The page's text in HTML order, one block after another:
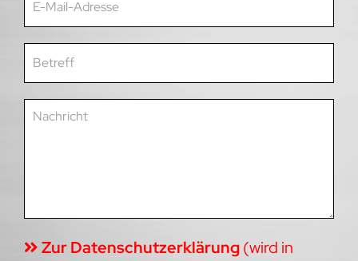
Zur Datenschutzerklärung(wird in